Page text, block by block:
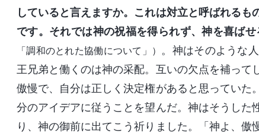
していると言えますか。これは対立と呼ばれる
です。それでは神の祝福を得られず、神を喜ば
「調和のとれた協働について」） 。神はそのような
王兄弟と働くのは神の采配。互いの欠点を補っ
傲慢で、自分は正しく決定権があると思っていた
分のアイデアに従うことを望んだ。神はそうし
り、神の御前に出てこう祈りました。「神よ、